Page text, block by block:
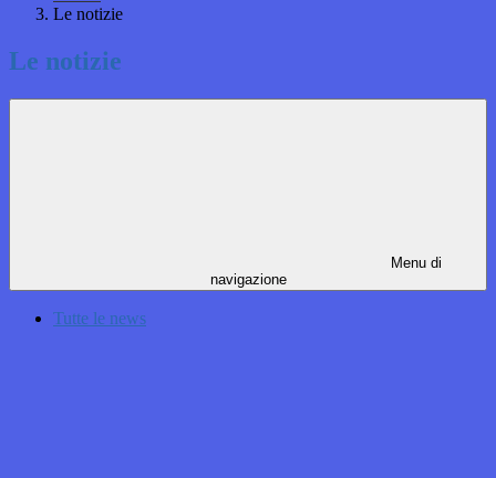
Le notizie
Le notizie
Menu di
navigazione
Tutte le news